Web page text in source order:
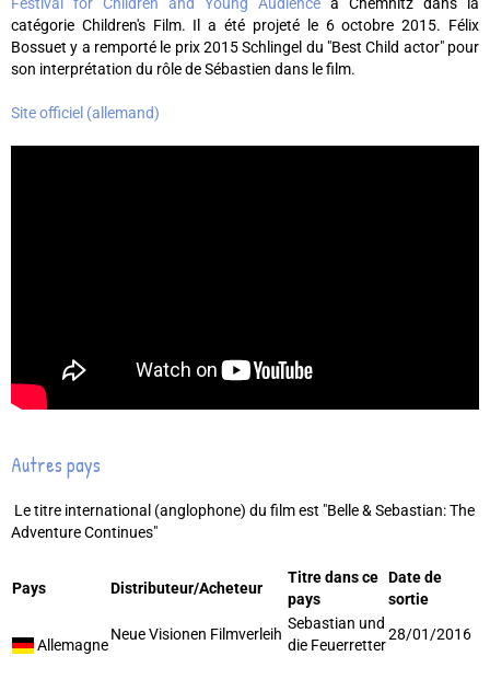
catégorie Children's Film. Il a été projeté le 6 octobre 2015. Félix
Bossuet y a remporté le prix 2015 Schlingel du "Best Child actor" pour
son interprétation du rôle de Sébastien dans le film.
Site officiel (allemand)
Autres pays
Le titre international (anglophone) du film est "Belle & Sebastian: The
Adventure Continues"
Pays Distributeur/Acheteur
Titre dans ce
pays
Date de
sortie
Allemagne
Neue Visionen Filmverleih
Sebastian und
die Feuerretter
28/01/2016